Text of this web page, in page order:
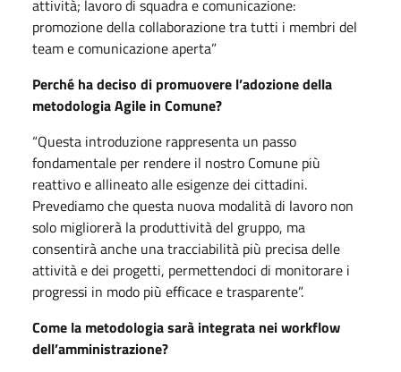
attività; lavoro di squadra e comunicazione:
promozione della collaborazione tra tutti i membri del
team e comunicazione aperta”
Perché ha deciso di promuovere l’adozione della
metodologiaAgile in Comune?
“Questa introduzione rappresenta un passo
fondamentale per rendere il nostro Comune più
reattivo e allineato alle esigenze dei cittadini.
Prevediamo che questa nuova modalità di lavoro non
solo migliorerà la produttività del gruppo, ma
consentirà anche una tracciabilità più precisa delle
attività e dei progetti, permettendoci di monitorare i
progressi in modo più efficace e trasparente”.
Come la metodologia sarà integrata nei workflow
dell’amministrazione?